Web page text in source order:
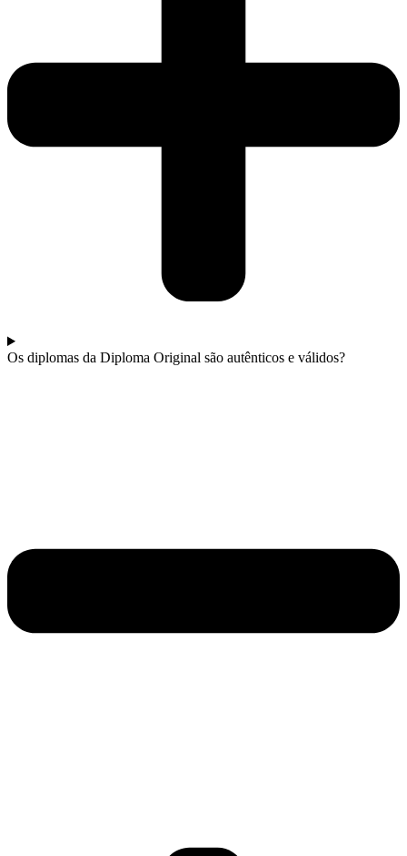
Os diplomas da Diploma Original são autênticos e válidos?